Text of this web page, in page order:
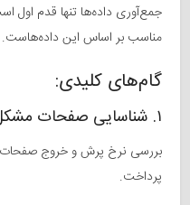
جمع‌آوری داده‌ها تنها قدم اول
مناسب بر اساس این داده‌هاست.
گام‌های کلیدی:
۱. شناسایی صفحات مشکل‌دار
بررسی نرخ پرش و خروج
پرداخت.